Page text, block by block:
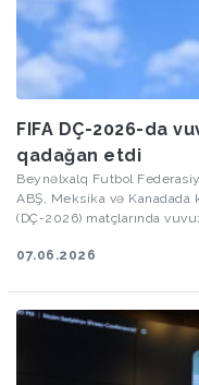
FIFA DÇ-2026-da
qadağan etdi
Beynəlxalq Futbol
ABŞ, Meksika və Kanadada
(DÇ-2026) matçlarında
07.06.2026